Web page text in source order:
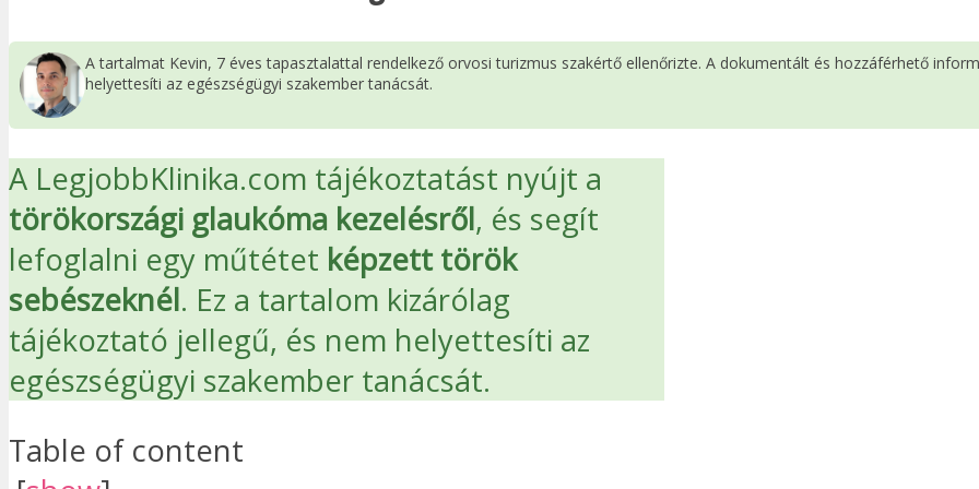
A tartalmat Kevin, 7 éves tapasztalattal rendelkező orvosi turizmus szakértő ellenőrizte. A dokumentált és hozzáférhető
helyettesíti az egészségügyi szakember tanácsát.
A LegjobbKlinika.com tájékoztatást nyújt a
törökországi glaukóma kezelésről, és segít
lefoglalni egy műtétet képzett török
sebészeknél. Ez a tartalom kizárólag
tájékoztató jellegű, és nem helyettesíti az
egészségügyi szakember tanácsát.
Table of content